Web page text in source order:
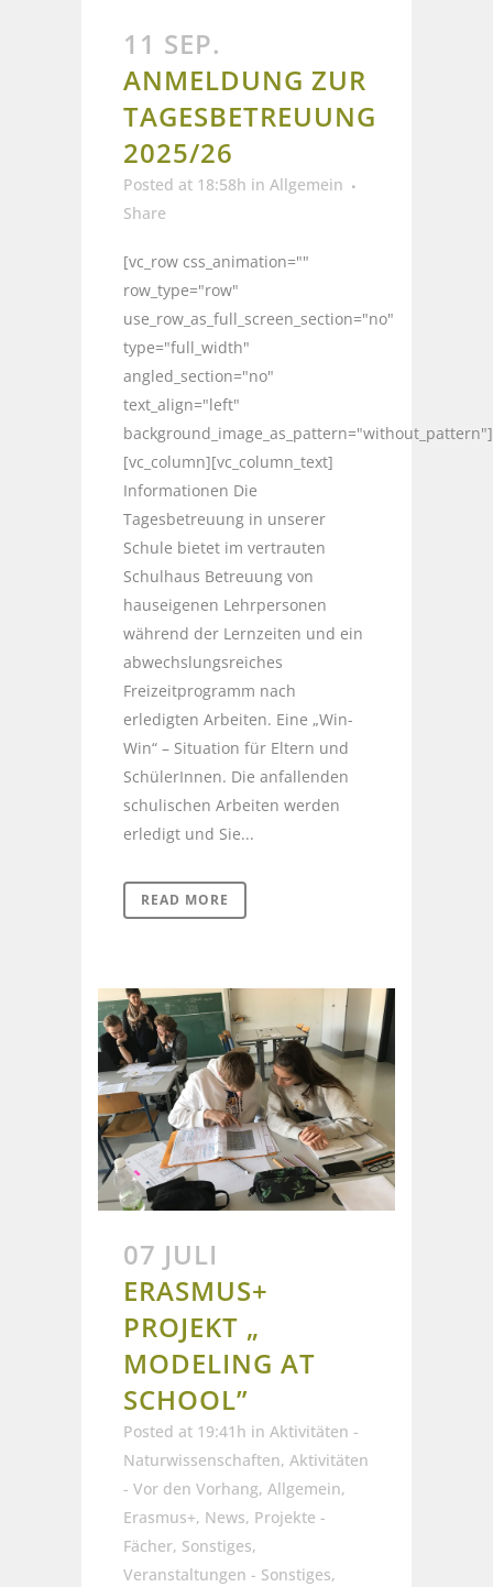
11 SEP.
ANMELDUNG ZUR
TAGESBETREUUNG
2025/26
Posted at 18:58h in Allgemein
Share
[vc_row css_animation=""
row_type="row"
use_row_as_full_screen_section="no"
type="full_width"
angled_section="no"
text_align="left"
background_image_as_pattern="without_pattern"]
[vc_column][vc_column_text]
Informationen Die
Tagesbetreuung in unserer
Schule bietet im vertrauten
Schulhaus Betreuung von
hauseigenen Lehrpersonen
während der Lernzeiten und ein
abwechslungsreiches
Freizeitprogramm nach
erledigten Arbeiten. Eine „Win-
Win“ – Situation für Eltern und
SchülerInnen. Die anfallenden
schulischen Arbeiten werden
erledigt und Sie...
READ MORE
07 JULI
ERASMUS+
PROJEKT „
MODELING AT
SCHOOL”
Posted at 19:41h in Aktivitäten -
Naturwissenschaften, Aktivitäten
- Vor den Vorhang, Allgemein,
Erasmus+, News, Projekte -
Fächer, Sonstiges,
Veranstaltungen - Sonstiges,